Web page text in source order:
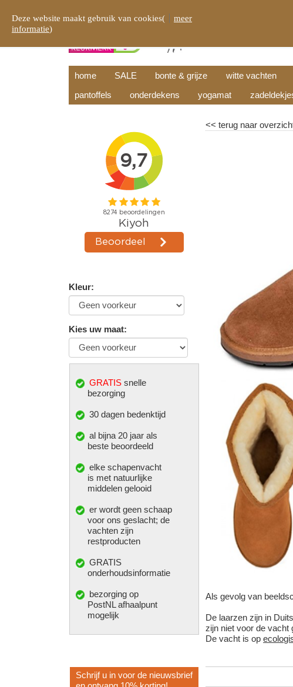
home SALE bonte & grijze witte vachten
pantoffels
onderdekens yogamat
Kleur:
Kies uw maat:
GRATIS snelle
bezorging
30 dagen bedenktijd
al bijna 20 jaar als
beste beoordeeld
elke schapenvacht
is met natuurlijke
middelen gelooid
er wordt geen schaap
voor ons geslacht; de
vachten zijn
restproducten
GRATIS
onderhoudsinformatie
bezorging op
PostNL afhaalpunt
mogelijk
Schrijf u in voor de nieuwsbrief
<<terug naar
Als gevolg van
De laarzen zijn in
zijn niet voor de vacht
De vacht is op
Deze website maakt gebruik van cookies(
meer
informatie)